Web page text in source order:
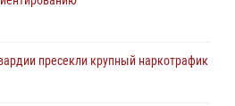
пресекли крупный наркотрафик